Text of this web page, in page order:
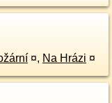
¤, Na Hrázi ¤